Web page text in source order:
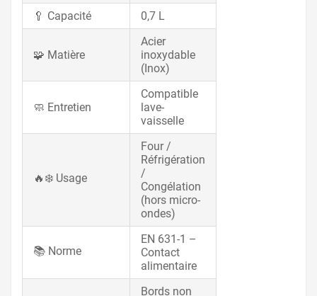
🥄 Capacité
0,7 L
🧩 Matière
Acier
inoxydable
(Inox)
🧼 Entretien
Compatible
lave-
vaisselle
🔥❄️ Usage
Four /
Réfrigération
/
Congélation
(hors micro-
ondes)
📚 Norme
EN 631-1 –
Contact
alimentaire
Bords non